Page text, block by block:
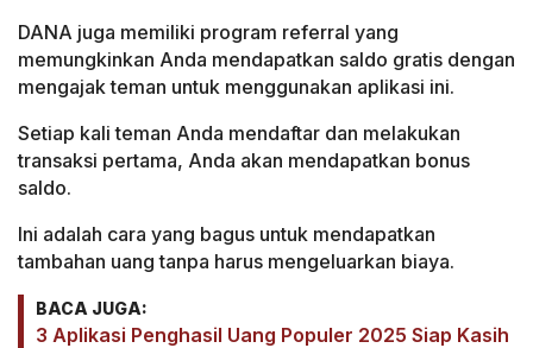
DANA juga memiliki program referral yang
memungkinkan Anda mendapatkan saldo gratis dengan
mengajak teman untuk menggunakan aplikasi ini.
Setiap kali teman Anda mendaftar dan melakukan
transaksi pertama, Anda akan mendapatkan bonus
saldo.
Ini adalah cara yang bagus untuk mendapatkan
tambahan uang tanpa harus mengeluarkan biaya.
BACA JUGA:
3 Aplikasi Penghasil Uang Populer 2025 Siap Kasih